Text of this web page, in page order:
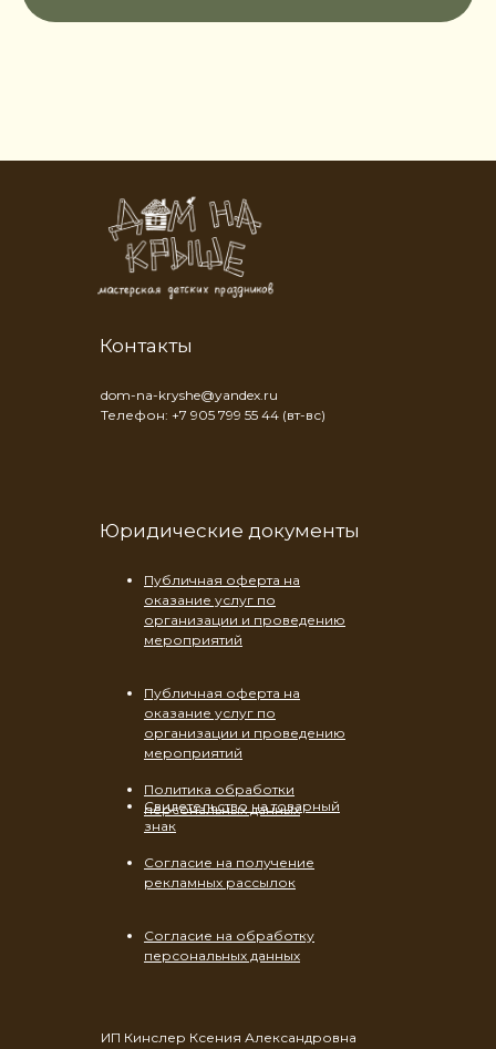
dom-na-kryshe@yandex.ru
Телефон: +7 905 799 55 44 (вт-вс)
Юридические документы
Контакты
Политика обработки
персональных данных
Согласие на получение
рекламных рассылок
Согласие на обработку
персональных данных
Публичная оферта на
оказание услуг по
организации и проведению
мероприятий
Публичная оферта на
оказание услуг по
организации и проведению
мероприятий
Свидетельство на товарный
знак
ИП Кинслер Ксения Александровна